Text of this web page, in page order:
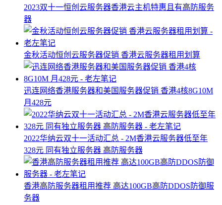
2023双十一恒创云服务器香港云主机特惠且有高防服务
器
金秋活动恒创云服务器促销 香港云服务器租用划算
迅连网络香港服务器和美国服务器促销 香港4核8G10M
月428元
2022华纳云双十一活动汇总 - 2M香港云服务器低至年
328元 同有独立服务器 高防服务器
香港高防服务器租用推荐 高达100GB高防DDOS防御服
务器